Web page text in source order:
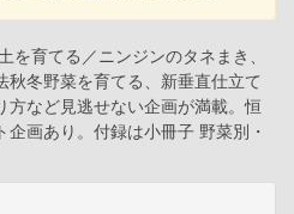
を育てる／ニンジンのタネまき、
秋冬野菜を育てる、新垂直仕立て
方など見逃せない企画が満載。恒
画あり。付録は小冊子 野菜別・